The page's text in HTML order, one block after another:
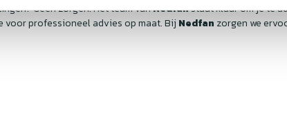
Geen zorgen! Het team vanNedfanstaat klaar om je te
voor professioneel advies op maat. Bij Nedfan zorgen we